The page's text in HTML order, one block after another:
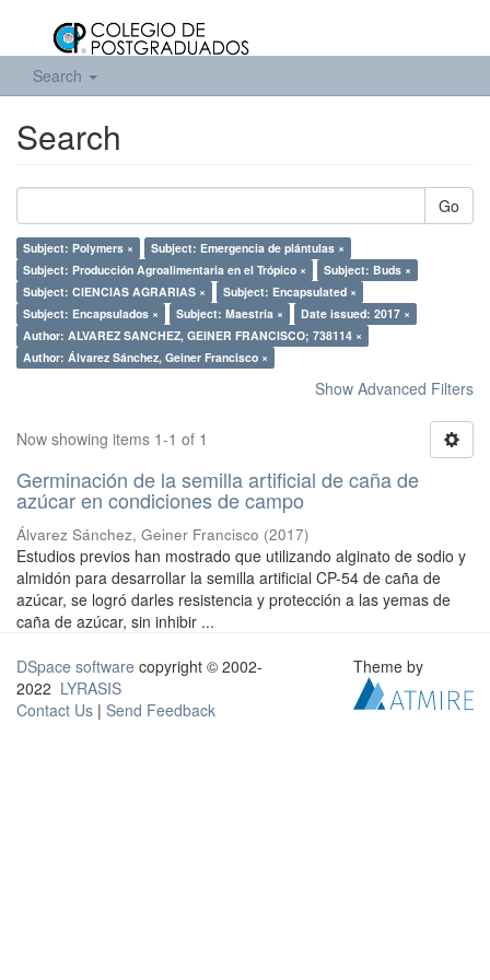
Search
Search
Go
Subject: Polymers ×
Subject: Emergencia de plántulas ×
Subject: Producción Agroalimentaria en el Trópico ×
Subject: Buds ×
Subject: CIENCIAS AGRARIAS ×
Subject: Encapsulated ×
Subject: Encapsulados ×
Subject: Maestría ×
Date issued: 2017 ×
Author: ALVAREZ SANCHEZ, GEINER FRANCISCO; 738114 ×
Author: Álvarez Sánchez, Geiner Francisco ×
Show Advanced Filters
Now showing items 1-1 of 1
Germinación de la semilla artificial de caña de
azúcar en condiciones de campo
Álvarez Sánchez, Geiner Francisco (2017)
Estudios previos han mostrado que utilizando alginato de sodio y
almidón para desarrollar la semilla artificial CP-54 de caña de
azúcar, se logró darles resistencia y protección a las yemas de
caña de azúcar, sin inhibir ...
DSpace software copyright © 2002-
2022 LYRASIS
Contact Us | Send Feedback
Theme by